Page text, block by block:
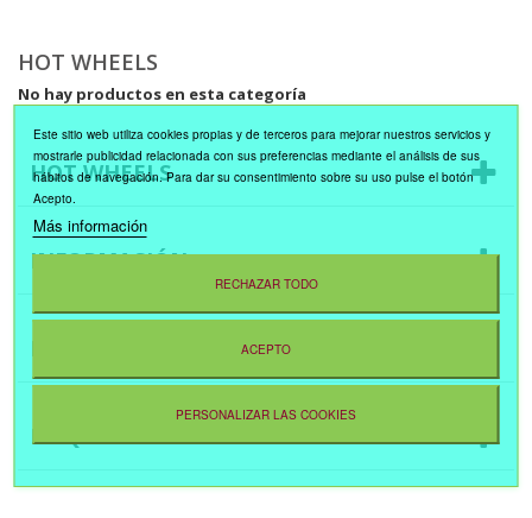
HOT WHEELS
No hay productos en esta categoría
HOT WHEELS
INFORMACIÓN
ETIQUETAS
Este sitio web utiliza cookies propias y de terceros para mejorar nuestros servicios y
mostrarle publicidad relacionada con sus preferencias mediante el análisis de sus
hábitos de navegación. Para dar su consentimiento sobre su uso pulse el botón
Acepto.
Más información
RECHAZAR TODO
ACEPTO
PERSONALIZAR LAS COOKIES